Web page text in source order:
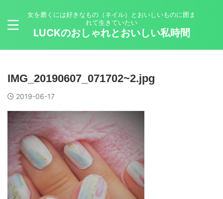
女を磨くには好きなもの（ネイル）とおいしいものに囲ま
れて生きていたい
LUCKのおしゃれとおいしい私時間
IMG_20190607_071702~2.jpg
2019-06-17